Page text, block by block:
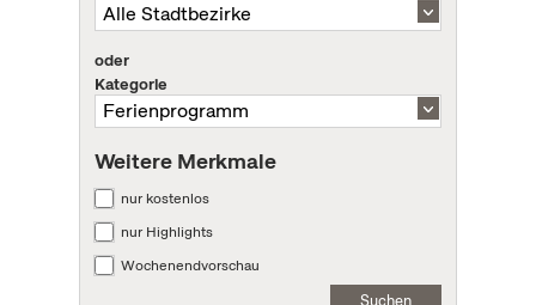
oder
Kategorie
Weitere Merkmale
nur kostenlos
nur Highlights
Wochenendvorschau